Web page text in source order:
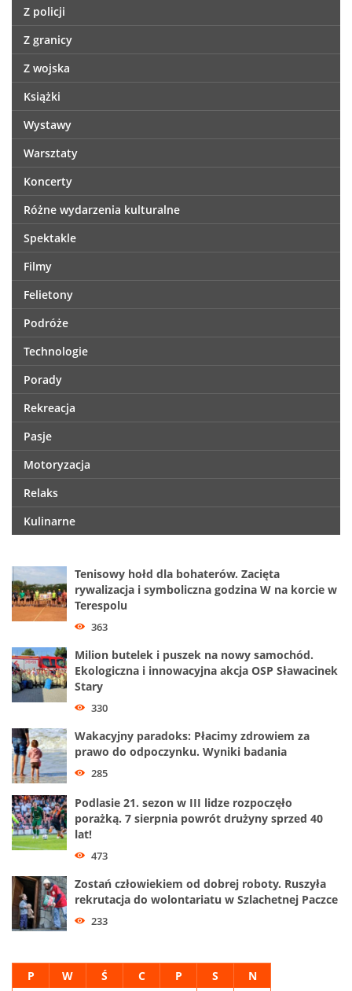
Z policji
Z granicy
Z wojska
Książki
Wystawy
Warsztaty
Koncerty
Różne wydarzenia kulturalne
Spektakle
Filmy
Felietony
Podróże
Technologie
Porady
Rekreacja
Pasje
Motoryzacja
Relaks
Kulinarne
Tenisowy hołd dla bohaterów. Zacięta
rywalizacja i symboliczna godzina W na korcie w
Terespolu
363
Milion butelek i puszek na nowy samochód.
Ekologiczna i innowacyjna akcja OSP Sławacinek
Stary
330
Wakacyjny paradoks: Płacimy zdrowiem za
prawo do odpoczynku. Wyniki badania
285
Podlasie 21. sezon w III lidze rozpoczęło
porażką. 7 sierpnia powrót drużyny sprzed 40
lat!
473
Zostań człowiekiem od dobrej roboty. Ruszyła
rekrutacja do wolontariatu w Szlachetnej Paczce
233
P W Ś C P S N